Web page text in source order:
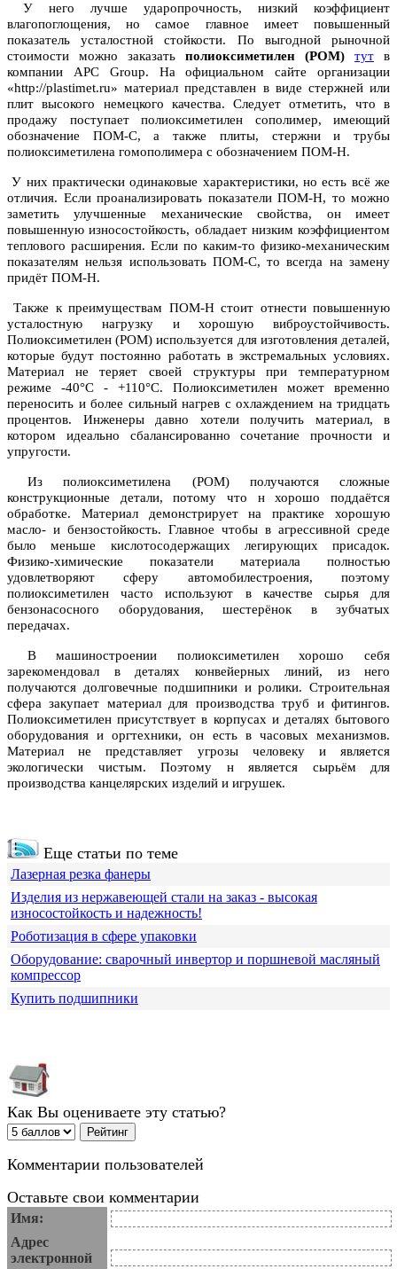
У него лучше ударопрочность, низкий коэффициент
влагопоглощения, но самое главное имеет повышенный
показатель усталостной стойкости. По выгодной рыночной
стоимости можно заказать полиоксиметилен (POM) тут в
компании APC Group. На официальном сайте организации
«http://plastimet.ru» материал представлен в виде стержней или
плит высокого немецкого качества. Следует отметить, что в
продажу поступает полиоксиметилен сополимер, имеющий
обозначение ПОМ-С, а также плиты, стержни и трубы
полиоксиметилена гомополимера с обозначением ПОМ-Н.
У них практически одинаковые характеристики, но есть всё же
отличия. Если проанализировать показатели ПОМ-Н, то можно
заметить улучшенные механические свойства, он имеет
повышенную износостойкость, обладает низким коэффициентом
теплового расширения. Если по каким-то физико-механическим
показателям нельзя использовать ПОМ-С, то всегда на замену
придёт ПОМ-Н.
Также к преимуществам ПОМ-Н стоит отнести повышенную
усталостную нагрузку и хорошую виброустойчивость.
Полиоксиметилен (POM) используется для изготовления деталей,
которые будут постоянно работать в экстремальных условиях.
Материал не теряет своей структуры при температурном
режиме -40°С - +110°С. Полиоксиметилен может временно
переносить и более сильный нагрев с охлаждением на тридцать
процентов. Инженеры давно хотели получить материал, в
котором идеально сбалансированно сочетание прочности и
упругости.
Из полиоксиметилена (POM) получаются сложные
конструкционные детали, потому что н хорошо поддаётся
обработке. Материал демонстрирует на практике хорошую
масло- и бензостойкость. Главное чтобы в агрессивной среде
было меньше кислотосодержащих легирующих присадок.
Физико-химические показатели материала полностью
удовлетворяют сферу автомобилестроения, поэтому
полиоксиметилен часто используют в качестве сырья для
бензонасосного оборудования, шестерёнок в зубчатых
передачах.
В машиностроении полиоксиметилен хорошо себя
зарекомендовал в деталях конвейерных линий, из него
получаются долговечные подшипники и ролики. Строительная
сфера закупает материал для производства труб и фитингов.
Полиоксиметилен присутствует в корпусах и деталях бытового
оборудования и оргтехники, он есть в часовых механизмов.
Материал не представляет угрозы человеку и является
экологически чистым. Поэтому н является сырьём для
производства канцелярских изделий и игрушек.
Еще статьи по теме
Лазерная резка фанеры
Изделия из нержавеющей стали на заказ - высокая
износостойкость и надежность!
Роботизация в сфере упаковки
Оборудование: сварочный инвертор и поршневой масляный
компрессор
Купить подшипники
Как Вы оцениваете эту статью?
Комментарии пользователей
Оставьте свои комментарии
Имя:
Адрес
электронной